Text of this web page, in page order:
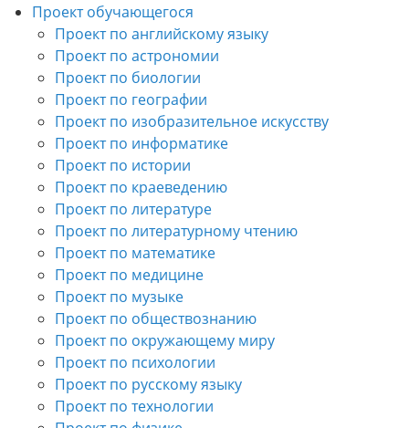
Проект обучающегося
Проект по английскому языку
Проект по астрономии
Проект по биологии
Проект по географии
Проект по изобразительное искусству
Проект по информатике
Проект по истории
Проект по краеведению
Проект по литературе
Проект по литературному чтению
Проект по математике
Проект по медицине
Проект по музыке
Проект по обществознанию
Проект по окружающему миру
Проект по психологии
Проект по русскому языку
Проект по технологии